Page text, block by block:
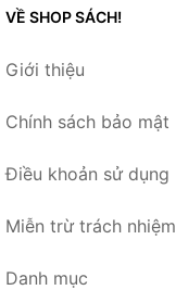
VỀ SHOP SÁCH!
Giới thiệu
Chính sách bảo mật
Điều khoản sử dụng
Miễn trừ trách nhiệm
Danh mục